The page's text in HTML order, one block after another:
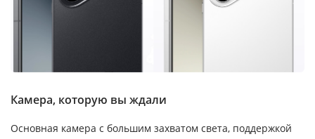
Камера, которую вы ждали
Основная камера с большим захватом света, поддержкой